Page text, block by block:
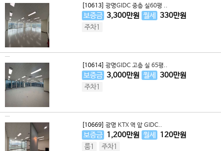
[10613] 광명GIDC 중층 실60평 ..
보증금 3,300만원 월세 330만원
주차1
[10614] 광명GIDC 고층 실 65평..
보증금 3,000만원 월세 300만원
주차1
[10669] 광명 KTX 역 앞 GIDC..
보증금 1,200만원 월세 120만원
룸1 주차1